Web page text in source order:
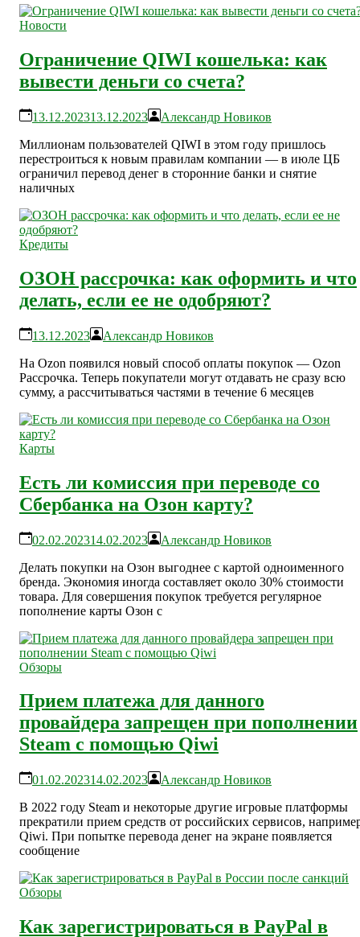
Новости
Ограничение QIWI кошелька: как
вывести деньги со счета?
13.12.202313.12.2023
Александр Новиков
Миллионам пользователей QIWI в этом году пришлось
перестроиться к новым правилам компании — в июле ЦБ
ограничил перевод денег в сторонние банки и снятие
наличных
Кредиты
ОЗОН рассрочка: как оформить и что
делать, если ее не одобряют?
13.12.2023
Александр Новиков
На Ozon появился новый способ оплаты покупок — Ozon
Рассрочка. Теперь покупатели могут отдавать не сразу всю
сумму, а рассчитываться частями в течение 6 месяцев
Карты
Есть ли комиссия при переводе со
Сбербанка на Озон карту?
02.02.202314.02.2023
Александр Новиков
Делать покупки на Озон выгоднее с картой одноименного
бренда. Экономия иногда составляет около 30% стоимости
товара. Для совершения покупок требуется регулярное
пополнение карты Озон с
Обзоры
Прием платежа для данного
провайдера запрещен при пополнении
Steam с помощью Qiwi
01.02.202314.02.2023
Александр Новиков
В 2022 году Steam и некоторые другие игровые платформы
прекратили прием средств от российских сервисов,
Qiwi. При попытке перевода денег на экране появляется
сообщение
Обзоры
Как зарегистрироваться в PayPal в